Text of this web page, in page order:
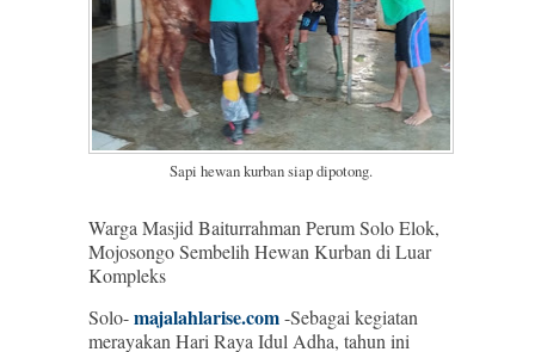
Sapi hewan kurban siap dipotong.
Warga Masjid Baiturrahman Perum Solo Elok,
Mojosongo Sembelih Hewan Kurban di Luar
Kompleks
Solo-majalahlarise.com-Sebagai kegiatan
merayakan Hari Raya Idul Adha, tahun ini